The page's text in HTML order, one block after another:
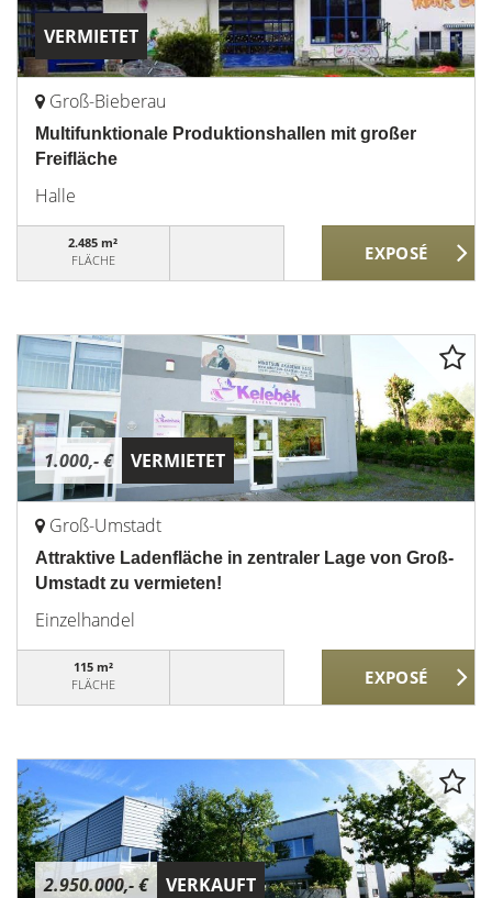
VERMIETET
Groß-Bieberau
Multifunktionale Produktionshallen mit großer
Freifläche
Halle
2.485 m²
FLÄCHE
1.000,- € VERMIETET
Groß-Umstadt
Attraktive Ladenfläche in zentraler Lage von Groß-
Umstadt zu vermieten!
Einzelhandel
115 m²
FLÄCHE
2.950.000,- € VERKAUFT